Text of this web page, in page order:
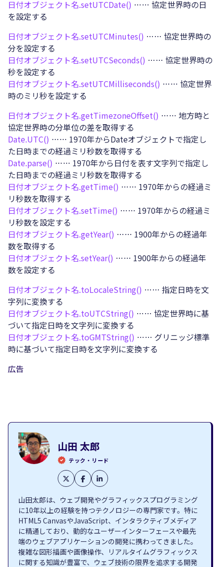
日付オブジェクト名.setUTCDate() …… 協定世界時の日
を設定する
日付オブジェクト名.setUTCMinutes() …… 協定世界時の
分を設定する
日付オブジェクト名.setUTCSeconds() …… 協定世界時の
秒を設定する
日付オブジェクト名.setUTCMilliseconds() …… 協定世界
時のミリ秒を設定する
日付オブジェクト名.getTimezoneOffset() …… 地方時と
協定世界時の分単位の差を取得する
Date.UTC() …… 1970年からDateオブジェクトで指定し
た日時までの経過ミリ秒数を取得する
Date.parse() …… 1970年から日付を表す文字列で指定し
た日時までの経過ミリ秒数を取得する
日付オブジェクト名.getTime() …… 1970年からの経過ミ
リ秒数を取得する
日付オブジェクト名.setTime() …… 1970年からの経過ミ
リ秒数を設定する
日付オブジェクト名.getYear() …… 1900年からの経過年
数を取得する
日付オブジェクト名.setYear() …… 1900年からの経過年
数を設定する
日付オブジェクト名.toLocaleString() …… 指定日時を文
字列に変換する
日付オブジェクト名.toUTCString() …… 協定世界時に基
づいて指定日時を文字列に変換する
日付オブジェクト名.toGMTString() …… グリニッジ標準
時に基づいて指定日時を文字列に変換する
広告
山田 太郎
テック・リード
山田太郎は、ウェブ開発やグラフィックスプログラミング
に10年以上の経験を持つテクノロジーの専門家です。特に
HTML5 CanvasやJavaScript、インタラクティブメディア
に精通しており、動的なユーザーインターフェースや最先
端のウェブアプリケーションの開発に携わってきました。
複雑な図形描画や画像操作、リアルタイムグラフィックス
に関する知識が豊富で、ウェブ技術の限界を追求する開発